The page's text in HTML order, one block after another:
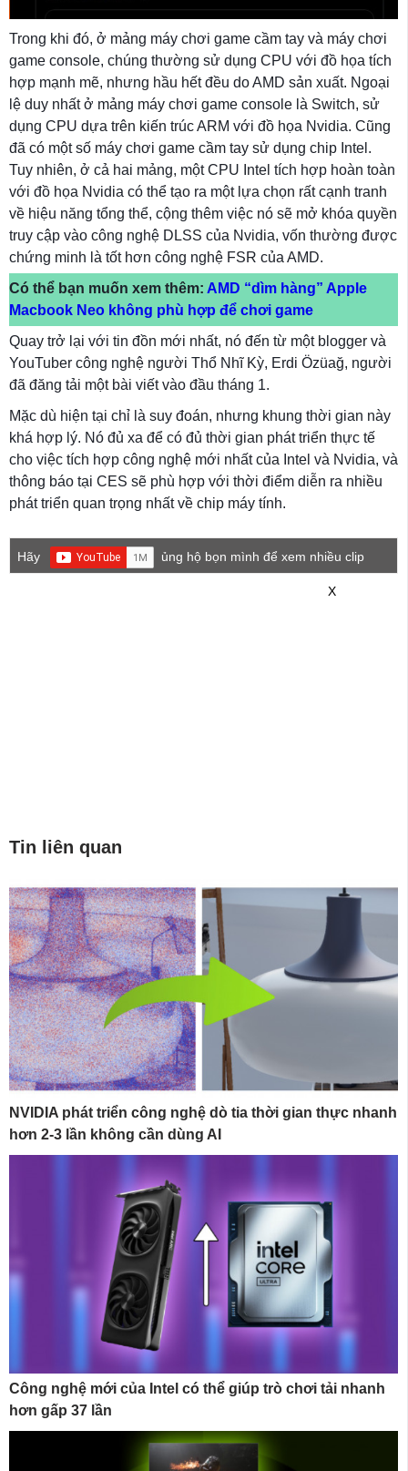
Trong khi đó, ở mảng máy chơi game cầm tay và máy chơi
game console, chúng thường sử dụng CPU với đồ họa tích
hợp mạnh mẽ, nhưng hầu hết đều do AMD sản xuất. Ngoại
lệ duy nhất ở mảng máy chơi game console là Switch, sử
dụng CPU dựa trên kiến ​​trúc ARM với đồ họa Nvidia. Cũng
đã có một số máy chơi game cầm tay sử dụng chip Intel.
Tuy nhiên, ở cả hai mảng, một CPU Intel tích hợp hoàn toàn
với đồ họa Nvidia có thể tạo ra một lựa chọn rất cạnh tranh
về hiệu năng tổng thể, cộng thêm việc nó sẽ mở khóa quyền
truy cập vào công nghệ DLSS của Nvidia, vốn thường được
chứng minh là tốt hơn công nghệ FSR của AMD.
Có thể bạn muốn xem thêm: AMD “dìm hàng” Apple
Macbook Neo không phù hợp để chơi game
Quay trở lại với tin đồn mới nhất, nó đến từ một blogger và
YouTuber công nghệ người Thổ Nhĩ Kỳ, Erdi Özüağ, người
đã đăng tải một bài viết vào đầu tháng 1.
Mặc dù hiện tại chỉ là suy đoán, nhưng khung thời gian này
khá hợp lý. Nó đủ xa để có đủ thời gian phát triển thực tế
cho việc tích hợp công nghệ mới nhất của Intel và Nvidia, và
thông báo tại CES sẽ phù hợp với thời điểm diễn ra nhiều
phát triển quan trọng nhất về chip máy tính.
Hãy
ủng hộ bọn mình để xem nhiều clip
X
Tin liên quan
NVIDIA phát triển công nghệ dò tia thời gian thực nhanh
hơn 2-3 lần không cần dùng AI
Công nghệ mới của Intel có thể giúp trò chơi tải nhanh
hơn gấp 37 lần